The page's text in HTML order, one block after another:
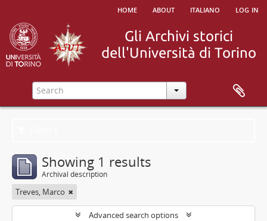
home about italiano log in
Showing 1 results
Archival description
Treves, Marco
Advanced search options